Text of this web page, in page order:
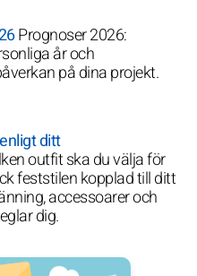
Prognoser 2026:
år och
på dina projekt.
ditt
outfit ska du välja för
feststilen kopplad till ditt
accessoarer och
dig.